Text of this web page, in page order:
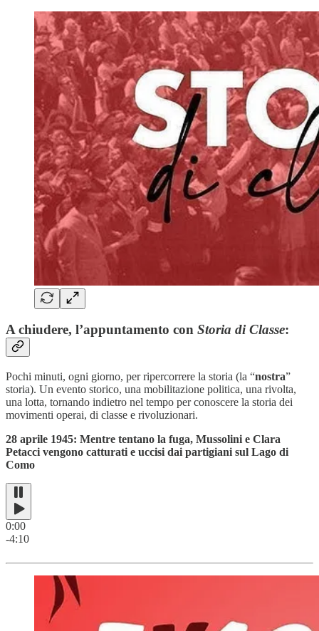
A chiudere, l’appuntamento con Storia di Classe:
Pochi minuti, ogni giorno, per ripercorrere la storia (la “nostra”
storia). Un evento storico, una mobilitazione politica, una rivolta,
una lotta, tornando indietro nel tempo per conoscere la storia dei
movimenti operai, di classe e rivoluzionari.
28 aprile 1945: Mentre tentano la fuga, Mussolini e Clara
Petacci vengono catturati e uccisi dai partigiani sul Lago di
Como
0:00
-4:10